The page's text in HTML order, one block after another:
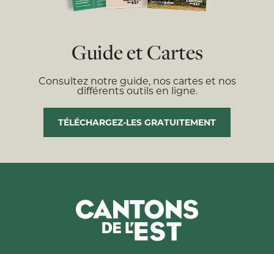
Guide et Cartes
Consultez notre guide, nos cartes et nos
différents outils en ligne.
TÉLÉCHARGEZ-LES GRATUITEMENT